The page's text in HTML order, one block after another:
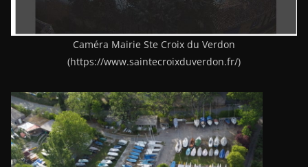
Caméra Mairie Ste Croix du Verdon
(https://www.saintecroixduverdon.fr/)